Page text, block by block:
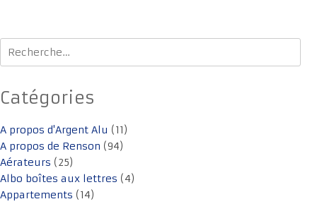
Rechercher :
Catégories
A propos d'Argent Alu (11)
A propos de Renson (94)
Aérateurs (25)
Albo boîtes aux lettres (4)
Appartements (14)